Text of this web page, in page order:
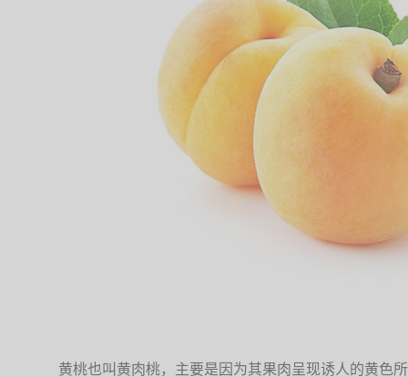
黄桃也叫黄肉桃，主要是因为其果肉呈现诱人的黄色